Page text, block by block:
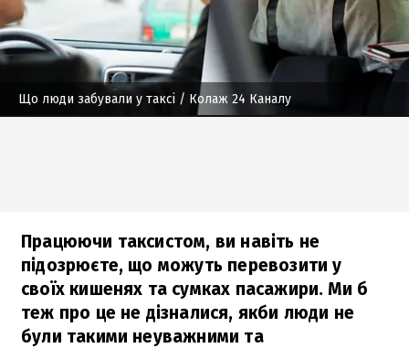
Що люди забували у таксі / Колаж 24 Каналу
Працюючи таксистом, ви навіть не
підозрюєте, що можуть перевозити у
своїх кишенях та сумках пасажири. Ми б
теж про це не дізналися, якби люди не
були такими неуважними та